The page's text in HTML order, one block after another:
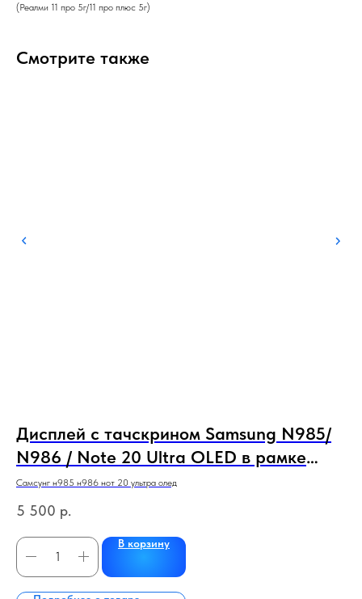
(Реалми 11 про 5г/11 про плюс 5г)
Смотрите также
Дисплей с тачскрином Samsung N985/
N986 / Note 20 Ultra OLED в рамке
черный,бронза полный экран
Самсунг н985 н986 нот 20 ультра олед
5 500 р.
В корзину